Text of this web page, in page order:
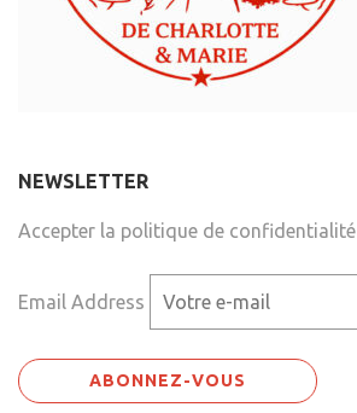
NEWSLETTER
Accepter la politique de confidentialité
Email Address